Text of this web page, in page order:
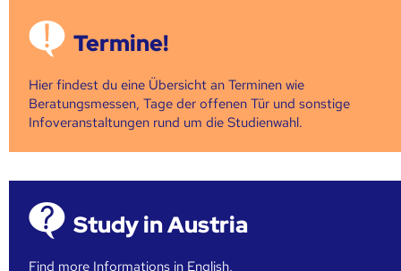
Termine!
Hier findest du eine Übersicht an Terminen wie
Beratungsmessen, Tage der offenen Tür und sonstige
Infoveranstaltungen rund um die Studienwahl.
Study in Austria
Find more Informations in English,